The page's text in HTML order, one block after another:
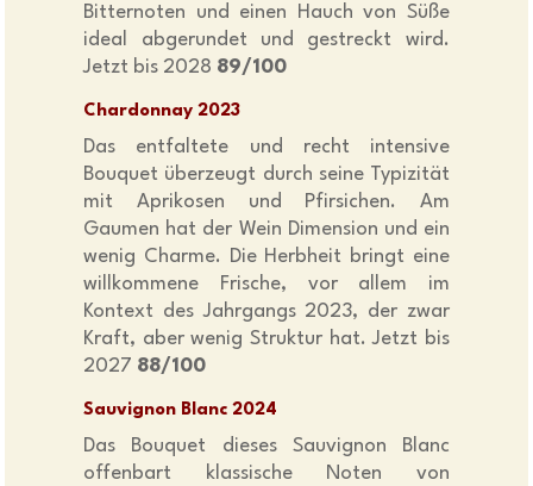
Bitternoten und einen Hauch von Süße
ideal abgerundet und gestreckt wird.
Jetzt bis 2028 89/100
Chardonnay 2023
Das entfaltete und recht intensive
Bouquet überzeugt durch seine Typizität
mit Aprikosen und Pfirsichen. Am
Gaumen hat der Wein Dimension und ein
wenig Charme. Die Herbheit bringt eine
willkommene Frische, vor allem im
Kontext des Jahrgangs 2023, der zwar
Kraft, aber wenig Struktur hat. Jetzt bis
2027 88/100
Sauvignon Blanc 2024
Das Bouquet dieses Sauvignon Blanc
offenbart klassische Noten von